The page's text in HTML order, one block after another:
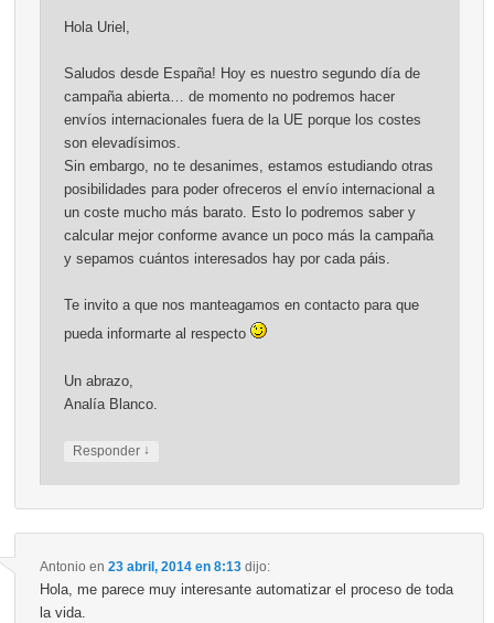
Hola Uriel,
Saludos desde España! Hoy es nuestro segundo día de
campaña abierta… de momento no podremos hacer
envíos internacionales fuera de la UE porque los costes
son elevadísimos.
Sin embargo, no te desanimes, estamos estudiando otras
posibilidades para poder ofreceros el envío internacional a
un coste mucho más barato. Esto lo podremos saber y
calcular mejor conforme avance un poco más la campaña
y sepamos cuántos interesados hay por cada páis.
Te invito a que nos manteagamos en contacto para que
pueda informarte al respecto
Un abrazo,
Analía Blanco.
Responder ↓
Antonio en 23 abril, 2014 en 8:13 dijo:
Hola, me parece muy interesante automatizar el proceso de toda
la vida.